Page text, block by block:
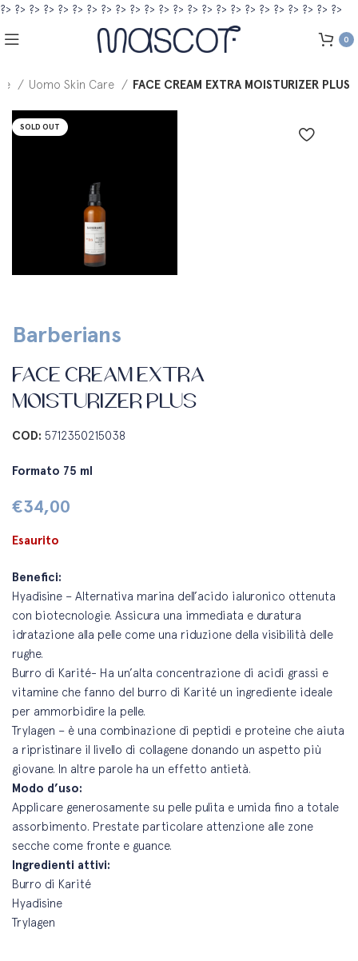
?> ?> ?> ?> ?> ?> ?> ?> ?> ?> ?> ?> ?> ?> ?> ?> ?> ?> ?> ?> ?> ?> ?> ?>
0
Uomo Skin Care FACE CREAM EXTRA MOISTURIZER PLUS
SOLD OUT
Barberians
FACE CREAM EXTRA
MOISTURIZER PLUS
COD:5712350215038
Formato 75 ml
€34,00
Esaurito
Benefici:
Hyadisine – Alternativa marina dell’acido ialuronico ottenuta
con biotecnologie. Assicura una immediata e duratura
idratazione alla pelle come una riduzione della visibilità delle
rughe.
Burro di Karité- Ha un’alta concentrazione di acidi grassi e
vitamine che fanno del burro di Karité un ingrediente ideale
per ammorbidire la pelle.
Trylagen – è una combinazione di peptidi e proteine che aiuta
a ripristinare il livello di collagene donando un aspetto più
giovane. In altre parole ha un effetto antietà.
Modo d’uso:
Applicare generosamente su pelle pulita e umida fino a totale
assorbimento. Prestate particolare attenzione alle zone
secche come fronte e guance.
Ingredienti attivi:
Burro di Karité
Hyadisine
Trylagen